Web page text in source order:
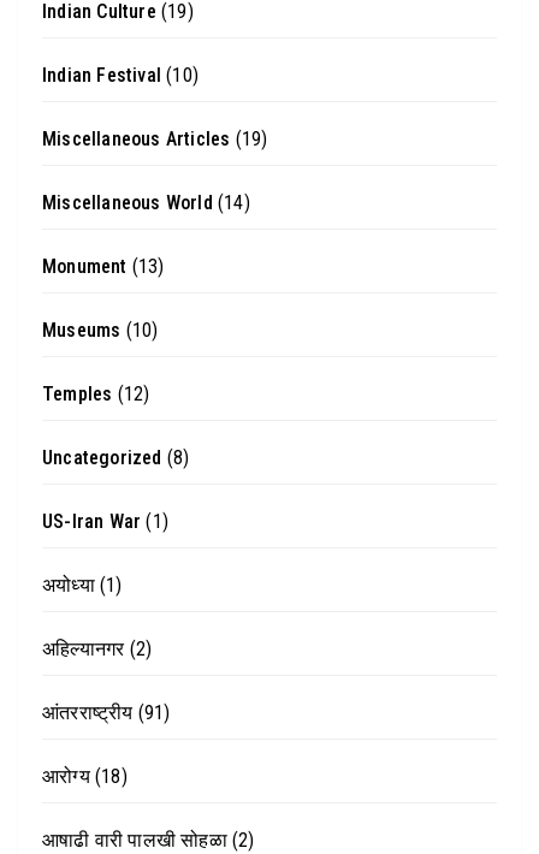
Indian Culture (19)
Indian Festival (10)
Miscellaneous Articles (19)
Miscellaneous World (14)
Monument (13)
Museums (10)
Temples (12)
Uncategorized (8)
US-Iran War (1)
अयोध्या(1)
अहिल्यानगर(2)
आंतरराष्ट्रीय (91)
आरोग्य(18)
आषाढी वारी पालखी सोहळा(2)